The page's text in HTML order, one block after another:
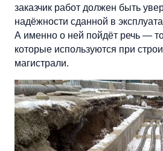
заказчик работ должен быть
надёжности сданной в
А именно о ней пойдёт речь —
которые используются при
магистрали.